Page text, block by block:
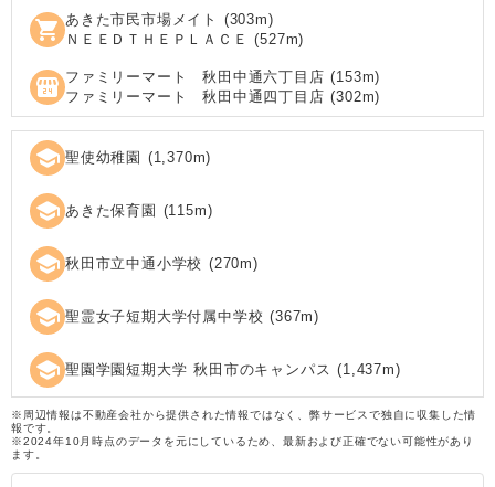
shopping_cart あきた市民市場メイト (303m)
ＮＥＥＤＴＨＥＰＬＡＣＥ (527m)
local_convenience_store ファミリーマート 秋田中通六丁目店 (153m)
ファミリーマート 秋田中通四丁目店 (302m)
school 聖使幼稚園 (1,370m)
school あきた保育園 (115m)
school 秋田市立中通小学校 (270m)
school 聖霊女子短期大学付属中学校 (367m)
school 聖園学園短期大学 秋田市のキャンパス (1,437m)
※周辺情報は不動産会社から提供された情報ではなく、弊サービスで独自に収集した情
報です。
※2024年10月時点のデータを元にしているため、最新および正確でない可能性があり
ます。